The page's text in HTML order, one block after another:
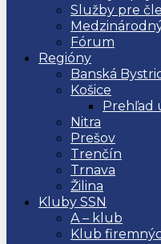
Služby pre
Fórum
Regióny
Banská
Košice
Prehľad
Nitra
Prešov
Trenčín
Trnava
Žilina
Kluby SSN
A – klub
Klub